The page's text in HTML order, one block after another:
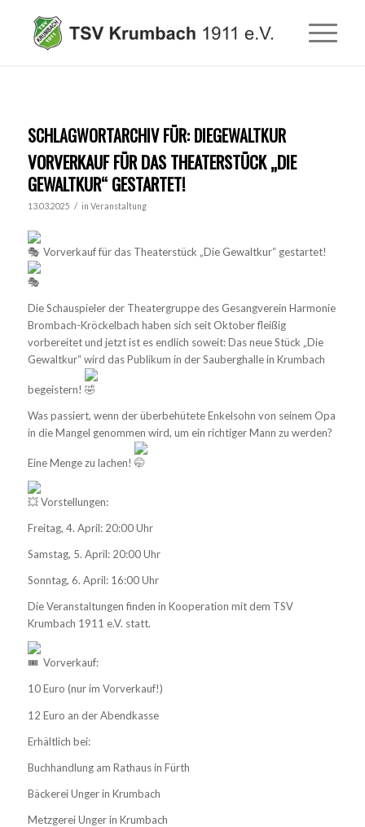
SCHLAGWORTARCHIV FÜR: DIEGEWALTKUR
VORVERKAUF FÜR DAS THEATERSTÜCK „DIE
GEWALTKUR“ GESTARTET!
13.03.2025 / in Veranstaltung
Vorverkauf für das Theaterstück „Die Gewaltkur“ gestartet!
Die Schauspieler der Theatergruppe des Gesangverein Harmonie
Brombach-Kröckelbach haben sich seit Oktober fleißig
vorbereitet und jetzt ist es endlich soweit: Das neue Stück „Die
Gewaltkur“ wird das Publikum in der Sauberghalle in Krumbach
begeistern!
Was passiert, wenn der überbehütete Enkelsohn von seinem Opa
in die Mangel genommen wird, um ein richtiger Mann zu werden?
Eine Menge zu lachen!
Vorstellungen:
Freitag, 4. April: 20:00 Uhr
Samstag, 5. April: 20:00 Uhr
Sonntag, 6. April: 16:00 Uhr
Die Veranstaltungen finden in Kooperation mit dem TSV
Krumbach 1911 e.V. statt.
Vorverkauf:
10 Euro (nur im Vorverkauf!)
12 Euro an der Abendkasse
Erhältlich bei:
Buchhandlung am Rathaus in Fürth
Bäckerei Unger in Krumbach
Metzgerei Unger in Krumbach